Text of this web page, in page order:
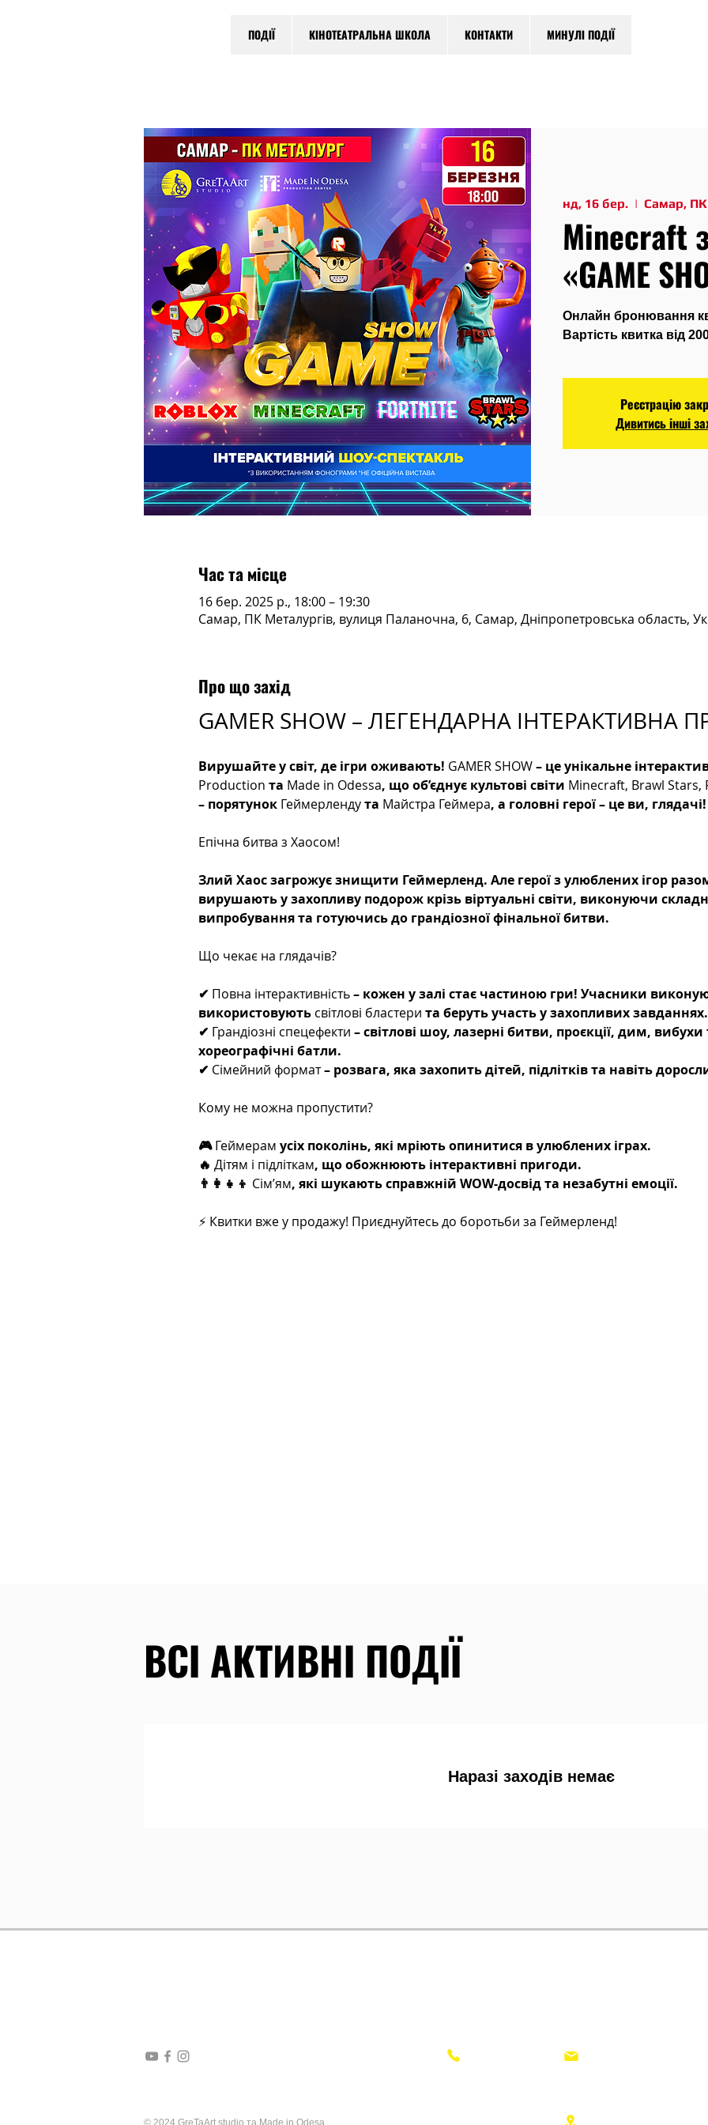
ПОДІЇ КІНОТЕАТРАЛЬНА ШКОЛА КОНТАКТИ МИНУЛІ ПОДІЇ
нд, 16 бер.
  |
Самар, ПК
Minecraft
«GAME
Онлайн бронювання
Вартість квитка від
Реєстрацію
Дивитись інші
Час та місце
16 бер. 2025 р., 18:00 – 19:30
Самар, ПК Металургів, вулиця Паланочна, 6, Самар, Дніпропетровська область,
Про що захід
GAMER SHOW – ЛЕГЕНДАРНА ІНТЕРАКТИВНА
Вирушайте у світ, де ігри оживають! GAMER SHOW – це унікальне
Production та Made in Odessa, що об’єднує культові світи Minecraft, Brawl Stars,
– порятунок Геймерленду та Майстра Геймера, а головні герої – це ви, глядачі!
Епічна битва з Хаосом!
Злий Хаос загрожує знищити Геймерленд. Але герої з улюблених ігор
вирушають у захопливу подорож крізь віртуальні світи, виконуючи
випробування та готуючись до грандіозної фінальної битви.
Що чекає на глядачів?
✔ Повна інтерактивність – кожен у залі стає частиною гри! Учасники
використовують світлові бластери та беруть участь у захопливих завданнях.
✔ Грандіозні спецефекти – світлові шоу, лазерні битви, проєкції, дим,
хореографічні батли.
✔ Сімейний формат – розвага, яка захопить дітей, підлітків та навіть
Кому не можна пропустити?
🎮 Геймерам усіх поколінь, які мріють опинитися в улюблених іграх.
🔥 Дітям і підліткам, що обожнюють інтерактивні пригоди.
👨‍👩‍👧‍👦 Сім’ям, які шукають справжній WOW-досвід та незабутні емоції.
⚡ Квитки вже у продажу! Приєднуйтесь до боротьби за Геймерленд!
ВСІ АКТИВНІ ПОДІЇ
Наразі заходів немає
© 2024 GreTaArt studio та Made in Odesa